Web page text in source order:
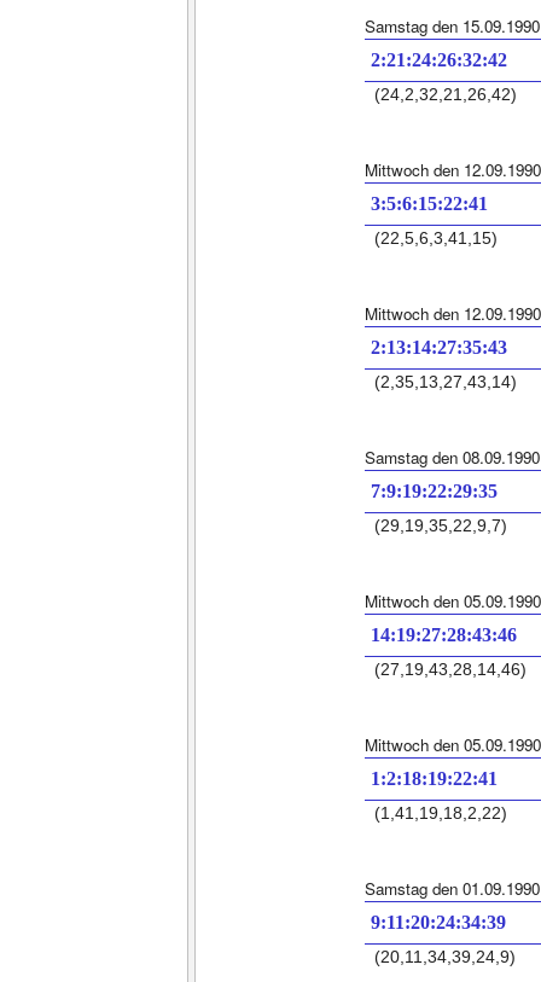
Samstag den 15.09.1990
2:21:24:26:32:42
(24,2,32,21,26,42)
Mittwoch den 12.09.1990
3:5:6:15:22:41
(22,5,6,3,41,15)
Mittwoch den 12.09.1990
2:13:14:27:35:43
(2,35,13,27,43,14)
Samstag den 08.09.1990
7:9:19:22:29:35
(29,19,35,22,9,7)
Mittwoch den 05.09.1990
14:19:27:28:43:46
(27,19,43,28,14,46)
Mittwoch den 05.09.1990
1:2:18:19:22:41
(1,41,19,18,2,22)
Samstag den 01.09.1990
9:11:20:24:34:39
(20,11,34,39,24,9)